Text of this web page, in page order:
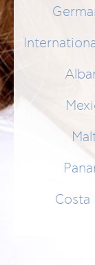
Costa
Footer Menu